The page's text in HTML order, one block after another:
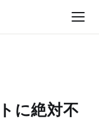
に絶対不